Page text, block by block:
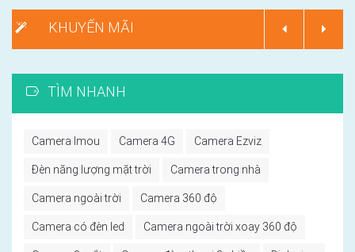
KHUYẾN MÃI
TÌM NHANH
Camera Imou Camera 4G Camera Ezviz
Đèn năng lượng mặt trời Camera trong nhà
Camera ngoài trời Camera 360 độ
Camera có đèn led Camera ngoài trời xoay 360 độ